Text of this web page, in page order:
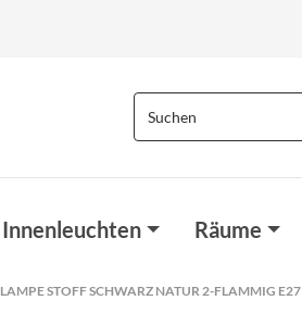
Innenleuchten Räume
STOFF SCHWARZ NATUR 2-FLAMMIG E27